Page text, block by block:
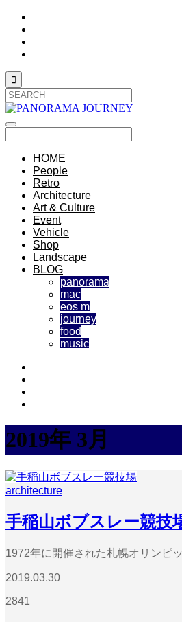

HOME
People
Retro
Architecture
Art & Culture
Event
Vehicle
Shop
Landscape
BLOG
panorama
mac
eos m
journey
food
music
2019年 3月
architecture
手稲山ボブスレー競技
1972年に開催された札幌オリンピ
2019.03.30
2841